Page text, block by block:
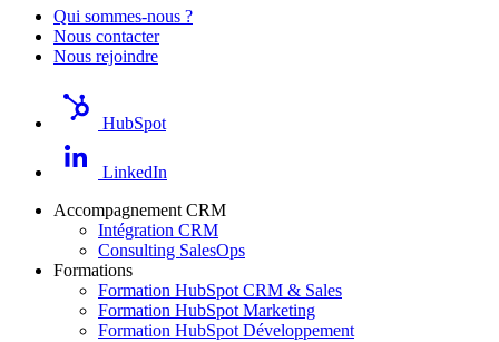
Qui sommes-nous ?
Nous contacter
Nous rejoindre
HubSpot
LinkedIn
Accompagnement CRM
Intégration CRM
Consulting SalesOps
Formations
Formation HubSpot CRM & Sales
Formation HubSpot Marketing
Formation HubSpot Développement